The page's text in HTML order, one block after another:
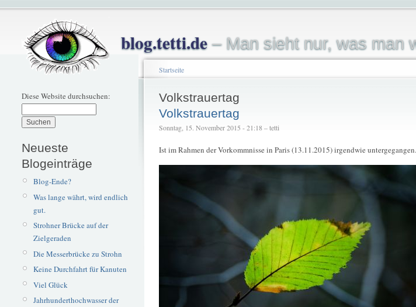
blog.tetti.de– Man sieht nur, was man
Diese Website durchsuchen:
Neueste
Blogeinträge
Blog-Ende?
Was lange währt, wird endlich
gut.
Strohner Brücke auf der
Zielgeraden
Die Messerbrücke zu Strohn
Keine Durchfahrt für Kanuten
Viel Glück
Jahrhunderthochwasser der
Startseite
Volkstrauertag
Volkstrauertag
Sonntag, 15. November 2015 - 21:18 – tetti
Ist im Rahmen der Vorkommnisse in Paris (13.11.2015) irgendwie untergegangen.